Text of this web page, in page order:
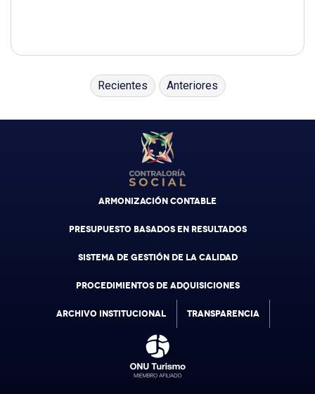
Recientes Anteriores
ARMONIZACIÓN CONTABLE
PRESUPUESTO BASADOS EN RESULTADOS
SISTEMA DE GESTIÓN DE LA CALIDAD
PROCEDIMIENTOS DE ADQUISICIONES
ARCHIVO INSTITUCIONAL TRANSPARENCIA